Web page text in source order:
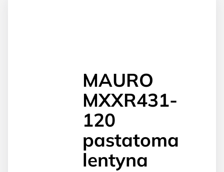
MAURO
MXXR431-
120
pastatoma
lentyna